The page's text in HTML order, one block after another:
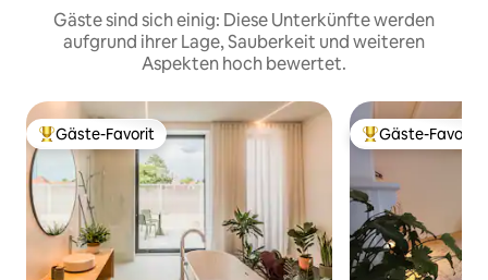
Gäste sind sich einig: Diese Unterkünfte werden
aufgrund ihrer Lage, Sauberkeit und weiteren
Aspekten hoch bewertet.
Beliebter Gäste-Favorit.
Gäste-Favorit Beliebter Gäste-
Gäste-Favorit